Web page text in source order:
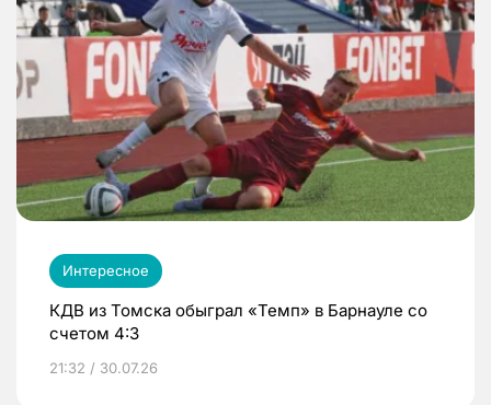
Интересное
КДВ из Томска обыграл «Темп» в Барнауле со
счетом 4:3
21:32 / 30.07.26